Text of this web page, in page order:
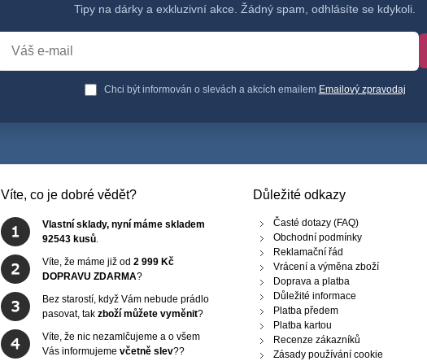
Tipy na dárky a exkluzivní akce. Žádný spam, odhlásíte se kdykoli.
Chci být informován o slevách a akcích emailem Emailový zpravodaj
Víte, co je dobré vědět?
Vlastní sklady, nyní máme skladem
92543 kusů.
Víte, že máme již od 2 999 Kč
DOPRAVU ZDARMA?
Bez starostí, když Vám nebude prádlo
pasovat, tak zboží můžete vyměnit?
Víte, že nic nezamlčujeme a o všem
Vás informujeme včetně slev??
Důležité odkazy
Časté dotazy (FAQ)
Obchodní podmínky
Reklamační řád
Vrácení a výměna zboží
Doprava a platba
Důležité informace
Platba předem
Platba kartou
Recenze zákazníků
Zásady používání cookie